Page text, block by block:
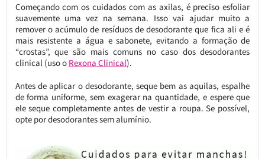
Começando com os cuidados com as axilas, é preciso esfoliar
suavemente uma vez na semana. Isso vai ajudar muito a
remover o acúmulo de resíduos de desodorante que fica ali e é
mais resistente a água e sabonete, evitando a formação de
“crostas”, que são mais comuns no caso dos desodorantes
clinical (uso o Rexona Clinical).
Antes de aplicar o desodorante, seque bem as aquilas, espalhe
de forma uniforme, sem exagerar na quantidade, e espere que
ele seque completamente antes de vestir a roupa. Se possível,
opte por desodorantes sem alumínio.